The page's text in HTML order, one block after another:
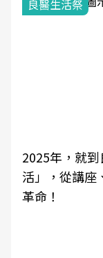
良醫生活祭
2025年，就
活」，從講座
革命！